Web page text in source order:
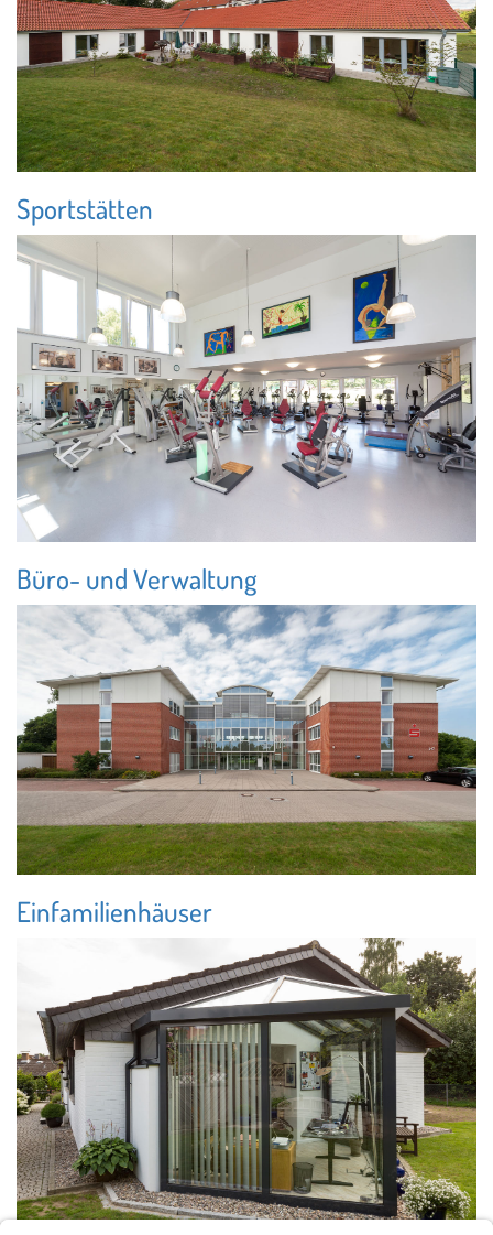
Sportstätten
Büro- und Verwaltung
Einfamilienhäuser